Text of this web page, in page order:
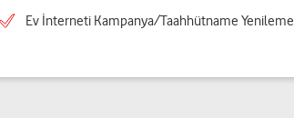
Ev İnterneti Kampanya/Taahhütname Yenileme